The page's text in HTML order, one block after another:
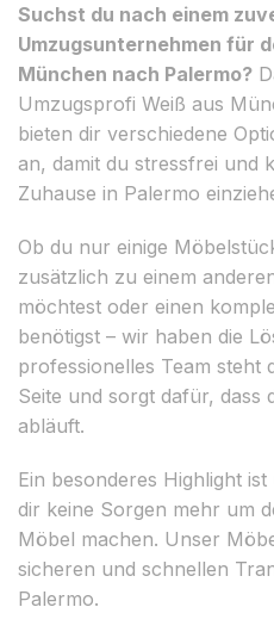
Suchst du nach einem
Umzugsunternehmen für
München nach Palermo?
Umzugsprofi Weiß aus
bieten dir verschiedene
an, damit du stressfrei und
Zuhause in Palermo
Ob du nur einige
zusätzlich zu einem
möchtest oder einen
benötigst – wir haben die
professionelles Team steht
Seite und sorgt dafür, dass
abläuft.
Ein besonderes Highlight
dir keine Sorgen mehr um
Möbel machen. Unser
sicheren und schnellen
Palermo.